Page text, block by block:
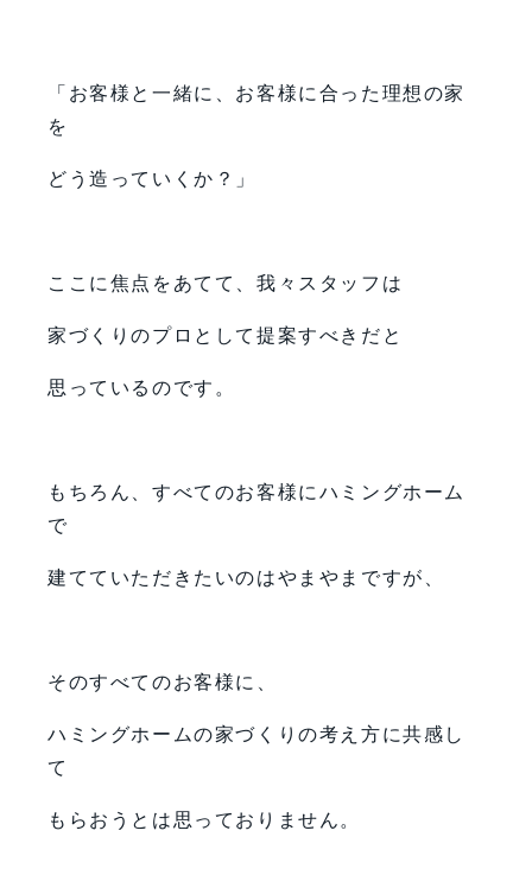
「お客様と一緒に、お客様に合った理想の家
を
どう造っていくか？」
ここに焦点をあてて、我々スタッフは
家づくりのプロとして提案すべきだと
思っているのです。
もちろん、すべてのお客様にハミングホーム
で
建てていただきたいのはやまやまですが、
そのすべてのお客様に、
ハミングホームの家づくりの考え方に共感し
て
もらおうとは思っておりません。